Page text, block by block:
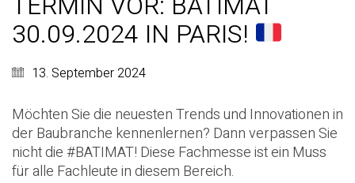
30.09.2024 IN PARIS!
13. September 2024
Möchten Sie die neuesten Trends und Innovationen in
der Baubranche kennenlernen? Dann verpassen Sie
nicht die#BATIMAT! Diese Fachmesse ist ein Muss
für alle Fachleute in diesem Bereich.